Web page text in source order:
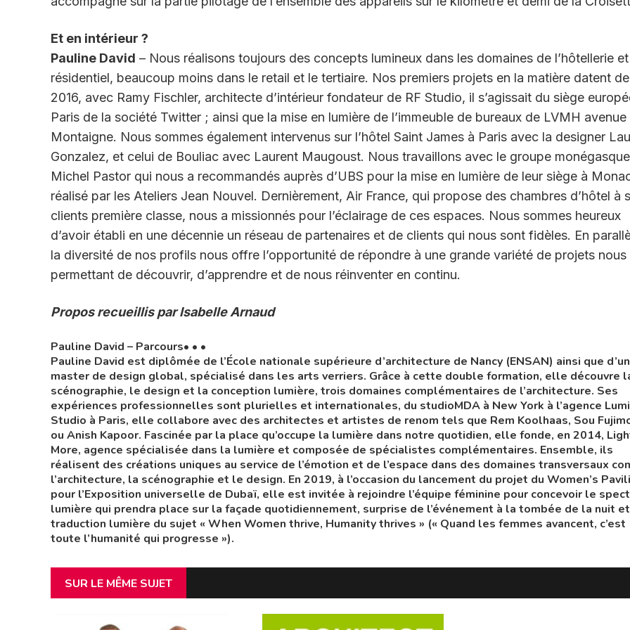
Et en intérieur ?
Pauline David – Nous réalisons toujours des concepts lumineux dans les domaines de l’hôtellerie
résidentiel, beaucoup moins dans le retail et le tertiaire. Nos premiers projets en la matière datent de
2016, avec Ramy Fischler, architecte d’intérieur fondateur de RF Studio, il s’agissait du siège
Paris de la société Twitter ; ainsi que la mise en lumière de l’immeuble de bureaux de LVMH avenue
Montaigne. Nous sommes également intervenus sur l’hôtel Saint James à Paris avec la designer
Gonzalez, et celui de Bouliac avec Laurent Maugoust. Nous travaillons avec le groupe monégasque
Michel Pastor qui nous a recommandés auprès d’UBS pour la mise en lumière de leur siège à
réalisé par les Ateliers Jean Nouvel. Dernièrement, Air France, qui propose des chambres d’hôtel à
clients première classe, nous a missionnés pour l’éclairage de ces espaces. Nous sommes heureux
d’avoir établi en une décennie un réseau de partenaires et de clients qui nous sont fidèles. En
la diversité de nos profils nous offre l’opportunité de répondre à une grande variété de projets nous
permettant de découvrir, d’apprendre et de nous réinventer en continu.
Propos recueillis par Isabelle Arnaud
Pauline David – Parcours• • •
Pauline David est diplômée de l’École nationale supérieure d’architecture de Nancy (ENSAN) ainsi que d’un
master de design global, spécialisé dans les arts verriers. Grâce à cette double formation, elle découvre
scénographie, le design et la conception lumière, trois domaines complémentaires de l’architecture. Ses
expériences professionnelles sont plurielles et internationales, du studioMDA à New York à l’agence
Studio à Paris, elle collabore avec des architectes et artistes de renom tels que Rem Koolhaas, Sou
ou Anish Kapoor. Fascinée par la place qu’occupe la lumière dans notre quotidien, elle fonde, en 2014,
More, agence spécialisée dans la lumière et composée de spécialistes complémentaires. Ensemble, ils
réalisent des créations uniques au service de l’émotion et de l’espace dans des domaines transversaux
l’architecture, la scénographie et le design. En 2019, à l’occasion du lancement du projet du Women’s
pour l’Exposition universelle de Dubaï, elle est invitée à rejoindre l’équipe féminine pour concevoir le
lumière qui prendra place sur la façade quotidiennement, surprise de l’événement à la tombée de la nuit et
traduction lumière du sujet « When Women thrive, Humanity thrives » (« Quand les femmes avancent, c’est
toute l’humanité qui progresse »).
SUR LE MÊME SUJET